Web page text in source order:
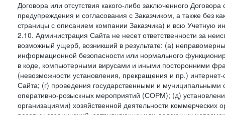
Договора или отсутствия какого-либо заключенного
предупреждения и согласования с Заказчиком, а также без
страницы с описанием компании Заказчика) и всю Учетную
2.10. Администрация Сайта не несет ответственности за
возможный ущерб, возникший в результате: (а)
информационной безопасности или нормального
в коде, компьютерными вирусами и иными посторонними
(невозможности установления, прекращения и пр.)
Сайта; (г) проведения государственными и
оперативно-розыскных мероприятий (СОРМ); (д)
организациями) хозяйственной деятельности коммерческих